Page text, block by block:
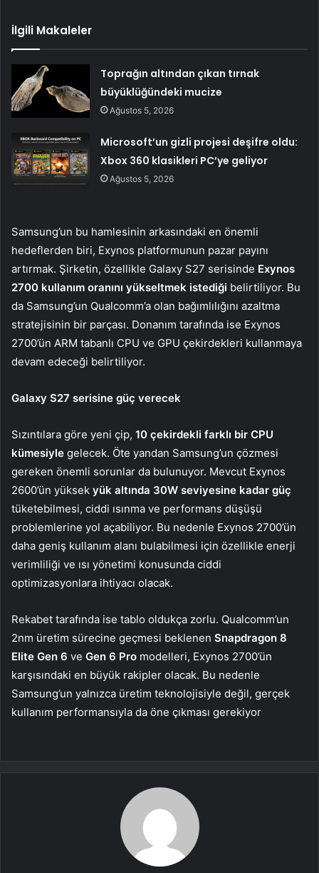
İlgili Makaleler
Toprağın altından çıkan tırnak
büyüklüğündeki mucize
Ağustos 5, 2026
Microsoft’un gizli projesi deşifre oldu:
Xbox 360 klasikleri PC’ye geliyor
Ağustos 5, 2026
Samsung’un bu hamlesinin arkasındaki en önemli
hedeflerden biri, Exynos platformunun pazar payını
artırmak. Şirketin, özellikle Galaxy S27 serisinde Exynos
2700 kullanım oranını yükseltmek istediği belirtiliyor. Bu
da Samsung’un Qualcomm’a olan bağımlılığını azaltma
stratejisinin bir parçası. Donanım tarafında ise Exynos
2700’ün ARM tabanlı CPU ve GPU çekirdekleri kullanmaya
devam edeceği belirtiliyor.
Galaxy S27 serisine güç verecek
Sızıntılara göre yeni çip, 10 çekirdekli farklı bir CPU
kümesiyle gelecek. Öte yandan Samsung’un çözmesi
gereken önemli sorunlar da bulunuyor. Mevcut Exynos
2600’ün yüksek yük altında 30W seviyesine kadar güç
tüketebilmesi, ciddi ısınma ve performans düşüşü
problemlerine yol açabiliyor. Bu nedenle Exynos 2700’ün
daha geniş kullanım alanı bulabilmesi için özellikle enerji
verimliliği ve ısı yönetimi konusunda ciddi
optimizasyonlara ihtiyacı olacak.
Rekabet tarafında ise tablo oldukça zorlu. Qualcomm’un
2nm üretim sürecine geçmesi beklenen Snapdragon 8
Elite Gen 6 ve Gen 6 Pro modelleri, Exynos 2700’ün
karşısındaki en büyük rakipler olacak. Bu nedenle
Samsung’un yalnızca üretim teknolojisiyle değil, gerçek
kullanım performansıyla da öne çıkması gerekiyor